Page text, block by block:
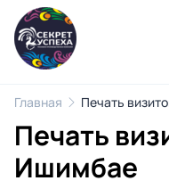
Главная Печать
Печать
Ишимбае